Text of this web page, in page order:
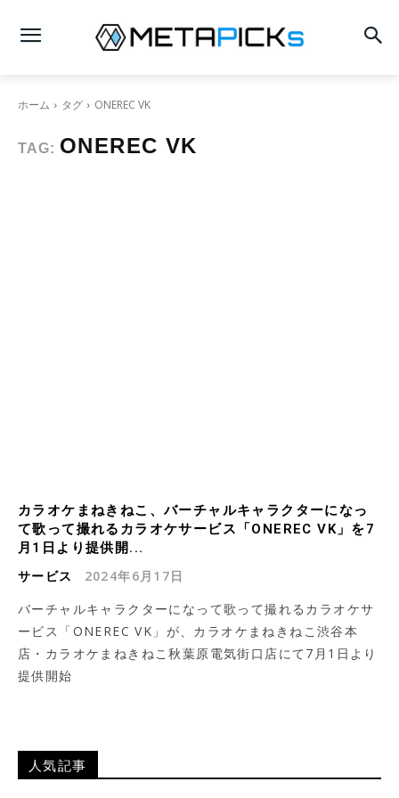
ホーム タグ ONEREC VK
TAG: ONEREC VK
カラオケまねきねこ、バーチャルキャラクターになっ
て歌って撮れるカラオケサービス「ONEREC VK」を7
月1日より提供開...
サービス
2024年6月17日
バーチャルキャラクターになって歌って撮れるカラオケサ
ービス「ONEREC VK」が、カラオケまねきねこ渋谷本
店・カラオケまねきねこ秋葉原電気街口店にて7月1日より
提供開始
人気記事